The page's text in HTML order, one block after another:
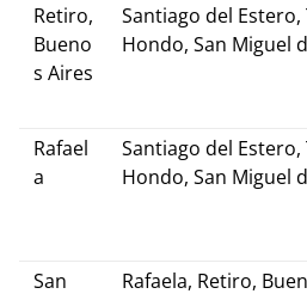
Retiro,
Bueno
s Aires
Santiago del Estero,
Hondo, San Miguel
Rafael
a
Santiago del Estero,
Hondo, San Miguel
San
Rafaela, Retiro,